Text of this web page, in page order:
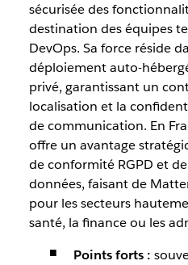
sécurisée des
destination des équipes
DevOps. Sa force réside
déploiement auto-
privé, garantissant un
localisation et la
de communication. En
offre un avantage
de conformité RGPD et
données, faisant de
pour les secteurs
santé, la finance ou les
Points forts :